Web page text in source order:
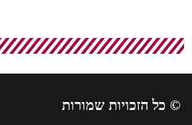
© כל הזכויות שמורות